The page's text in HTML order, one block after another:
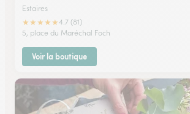
Estaires
★★★★★4.7 (81)
5, place du Maréchal Foch
Voir la boutique